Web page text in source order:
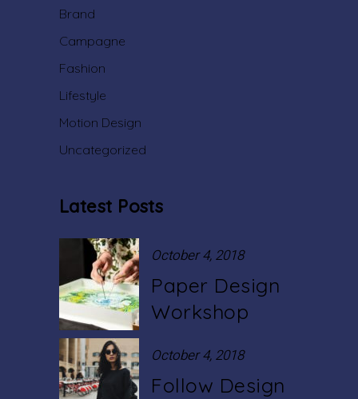
Brand
Campagne
Fashion
Lifestyle
Motion Design
Uncategorized
Latest Posts
October 4, 2018
Paper Design
Workshop
October 4, 2018
Follow Design